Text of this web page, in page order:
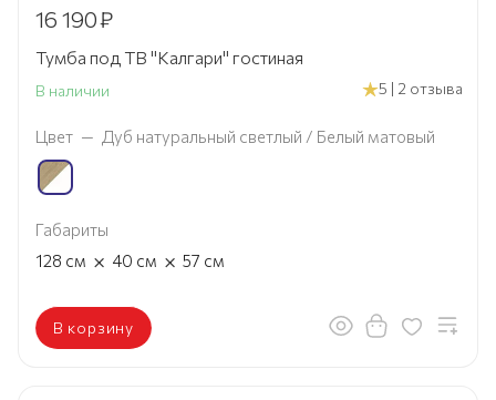
16 190₽
Тумба под ТВ "Калгари" гостиная
В наличии 5 | 2 отзыва
Цвет — Дуб натуральный светлый / Белый матовый
Габариты
128 см × 40 см × 57 см
В корзину